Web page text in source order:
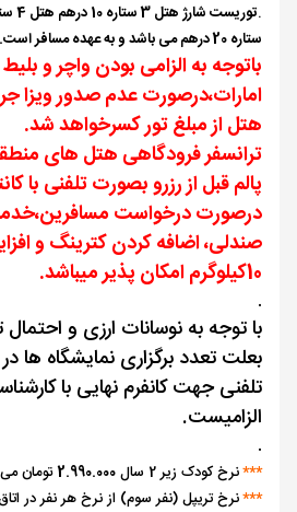
.
ستاره 20 درهم می باشد و به عهده مسافر است.
باتوجه به الزامی بودن واچر و
امارات،درصورت عدم صدور ویزا
هتل از مبلغ تور کسرخواهد شد.
ترانسفر فرودگاهی هتل های
پالم قبل از رزرو بصورت تلفنی با
صندلی، اضافه کردن کترینگ و
10کیلوگرم امکان پذیر میباشد.
.
با توجه به نوسانات ارزی و
بعلت تعدد برگزاری نمایشگاه ها
تلفنی جهت کانفرم نهایی با
الزامیست.
.
***نرخ کودک زیر 2 سال 2.990.000تومان
***نرخ تریپل (نفر سوم) از نرخ هر نفر در